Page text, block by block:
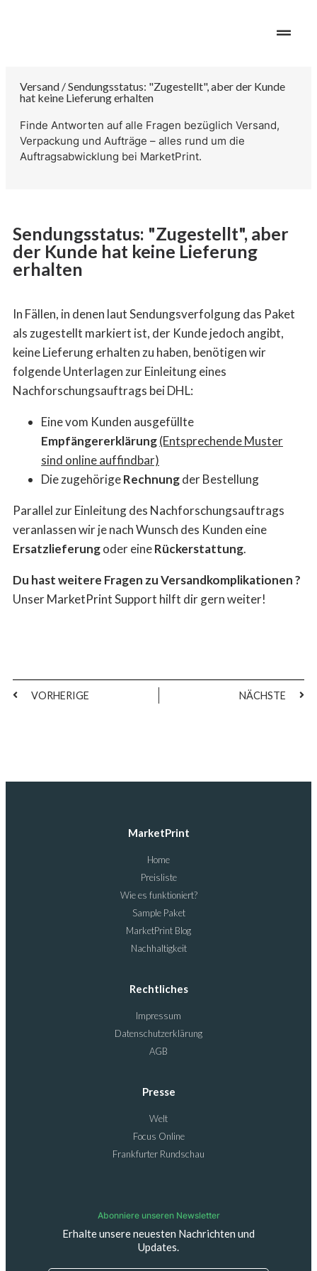
Versand / Sendungsstatus: "Zugestellt", aber der Kunde
hat keine Lieferung erhalten
Finde Antworten auf alle Fragen bezüglich Versand,
Verpackung und Aufträge – alles rund um die
Auftragsabwicklung bei MarketPrint.
Sendungsstatus: "Zugestellt", aber
der Kunde hat keine Lieferung
erhalten
In Fällen, in denen laut Sendungsverfolgung das Paket
als zugestellt markiert ist, der Kunde jedoch angibt,
keine Lieferung erhalten zu haben, benötigen wir
folgende Unterlagen zur Einleitung eines
Nachforschungsauftrags bei DHL:
Eine vom Kunden ausgefüllte
Empfängererklärung(Entsprechende Muster
sind online auffindbar)
Die zugehörigeRechnungder Bestellung
Parallel zur Einleitung des Nachforschungsauftrags
veranlassen wir je nach Wunsch des Kunden eine
Ersatzlieferungoder eineRückerstattung.
Du hast weitere Fragen zu Versandkomplikationen ?
Unser MarketPrint Support hilft dir gern weiter!
VORHERIGE NÄCHSTE
MarketPrint
Home
Preisliste
Wie es funktioniert?
Sample Paket
MarketPrint Blog
Nachhaltigkeit
Rechtliches
Impressum
Datenschutzerklärung
AGB
Presse
Welt
Focus Online
Frankfurter Rundschau
Abonniere unseren Newsletter
Erhalte unsere neuesten Nachrichten und
Updates.